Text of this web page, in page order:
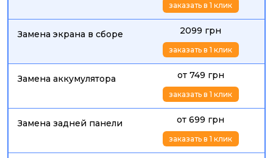
заказать в 1 клик
Замена экрана в сборе 2099 грн
заказать в 1 клик
Замена аккумулятора от 749 грн
заказать в 1 клик
Замена задней панели от 699 грн
заказать в 1 клик